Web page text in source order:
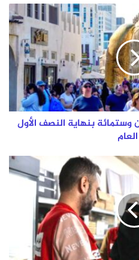
وستمائة بنهاية النصف الأول